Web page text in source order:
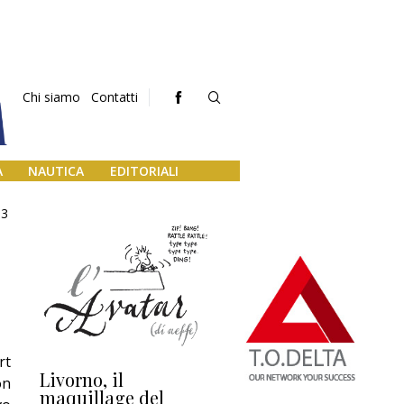
Chi siamo Contatti
NAUTICA EDITORIALI
3
Livorno, il
maquillage del
L’uscita di scena di